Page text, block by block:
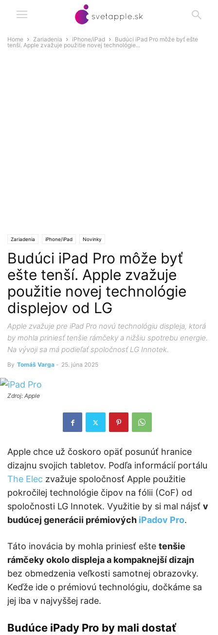
Home Zariadenia iPhone/iPad
Budúci iPad Pro môže byť ešte
tenší. Apple zvažuje použitie novej technológie...
Zariadenia iPhone/iPad Novinky
Budúci iPad Pro môže byť
ešte tenší. Apple zvažuje
použitie novej technológie
displejov od LG
Apple zvažuje pre iPad Pro novú technológiu displeja, ktorá
by mohla priniesť tenšie rámčeky a nižšiu spotrebu energie.
Na vývoji sa má podieľať spoločnosť LG Innotek.
By Tomáš Varga - 25. júna 2025
Zdroj: Apple
Apple chce už čoskoro opäť posunúť hranice
dizajnu svojich tabletov. Podľa informácií portálu
The Elec zvažuje spoločnosť Apple použitie
pokročilej technológie čipov na fólii (CoF) od
spoločnosti LG Innotek. Využitie by si mal nájsť v
budúcej generácii prémiových iPadov Pro.
Táto inovácia by mohla priniesť ešte tenšie
rámčeky okolo displeja a kompaknejší dizajn
bez obmedzenia veľkosti samotnej obrazovky.
Keďže ide o prémiovú technológiu, dočkáme sa
jej iba v najvyššej rade.
Budúce iPady Pro by mali dostať